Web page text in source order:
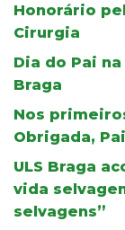
Honorário
Cirurgia
Dia do Pai
Braga
Nos
Obrigada,
ULS Braga
vida
selvagens”